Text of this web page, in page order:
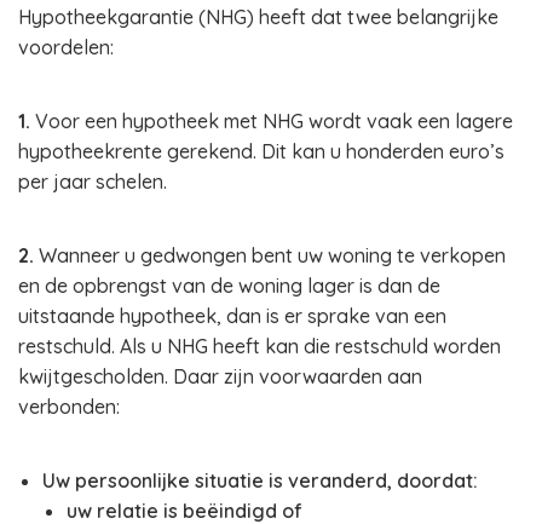
Hypotheekgarantie (NHG) heeft dat twee belangrijke
voordelen:
1. Voor een hypotheek met NHG wordt vaak een lagere
hypotheekrente gerekend. Dit kan u honderden euro’s
per jaar schelen.
2. Wanneer u gedwongen bent uw woning te verkopen
en de opbrengst van de woning lager is dan de
uitstaande hypotheek, dan is er sprake van een
restschuld. Als u NHG heeft kan die restschuld worden
kwijtgescholden. Daar zijn voorwaarden aan
verbonden:
Uw persoonlijke situatie is veranderd, doordat:
uw relatie is beëindigd of